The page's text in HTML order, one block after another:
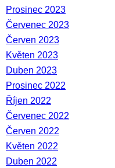
Prosinec 2023
Červenec 2023
Červen 2023
Květen 2023
Duben 2023
Prosinec 2022
Říjen 2022
Červenec 2022
Červen 2022
Květen 2022
Duben 2022